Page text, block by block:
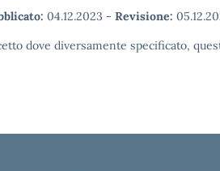
04.12.2023 - Revisione:
dove diversamente specificato,